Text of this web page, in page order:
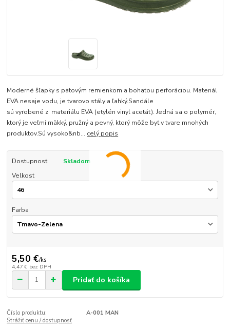
Moderné šľapky s pätovým remienkom a bohatou perforáciou. Materiál
EVA nesaje vodu, je tvarovo stály a ľahký.Sandále
sú vyrobené z materiálu EVA (etylén vinyl acetát). Jedná sa o polymér,
ktorý je veľmi mäkký, pružný a pevný, ktorý môže byť v tvare mnohých
produktov.Sú vysoko&nb... celý popis
Dostupnosť
Skladom
Velkost
Farba
5,50 €/ks
4,47 € bez DPH
Pridať do košíka
Číslo produktu:
A-001 MAN
Strážiť cenu / dostupnosť